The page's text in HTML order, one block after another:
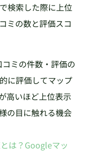
検索した際に上位
ミの数と評価スコ
ミの件数・評価の
に評価してマップ
高いほど上位表示
の目に触れる機会
は？Googleマッ